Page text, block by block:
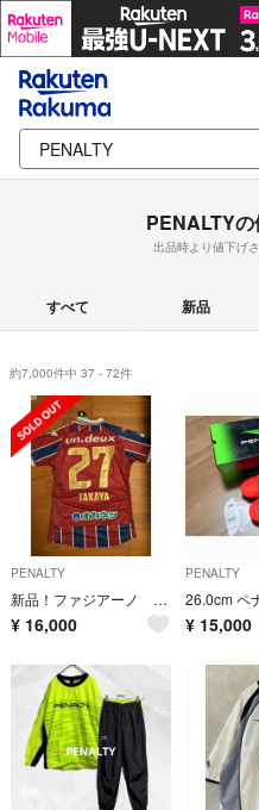
PENALTY
出品時より値下げ
すべて 新品
約7,000件中 37 - 72件
PENALTY
新品！ファジアーノ 3rdユニフォー厶 木村太哉
¥ 16,000
PENALTY
¥ 15,000